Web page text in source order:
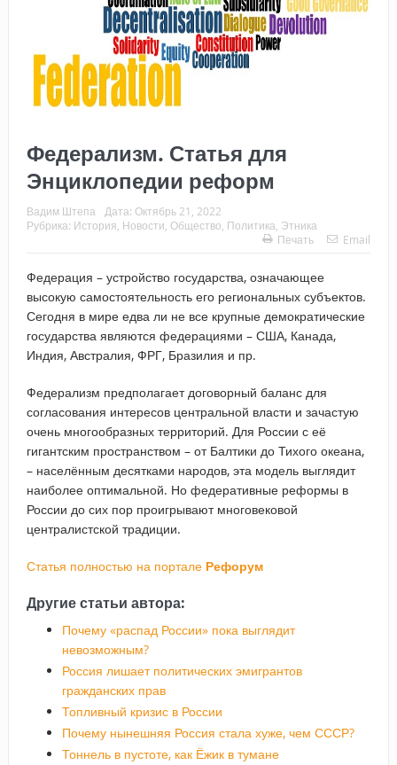
Федерализм. Статья для
Энциклопедии реформ
Вадим Штепа Дата: Октябрь 21, 2022
Рубрика: История Новости Общество Политика Этника
Печать
Email
Федерация – устройство государства, означающее
высокую самостоятельность его региональных субъектов.
Сегодня в мире едва ли не все крупные демократические
государства являются федерациями – США, Канада,
Индия, Австралия, ФРГ, Бразилия и пр.
Федерализм предполагает договорный баланс для
согласования интересов центральной власти и зачастую
очень многообразных территорий. Для России с её
гигантским пространством – от Балтики до Тихого океана,
– населённым десятками народов, эта модель выглядит
наиболее оптимальной. Но федеративные реформы в
России до сих пор проигрывают многовековой
централистской традиции.
Статья полностью на портале Рефорум
Другие статьи автора:
Почему «распад России» пока выглядит
невозможным?
Россия лишает политических эмигрантов
гражданских прав
Топливный кризис в России
Почему нынешняя Россия стала хуже, чем СССР?
Тоннель в пустоте, как Ёжик в тумане